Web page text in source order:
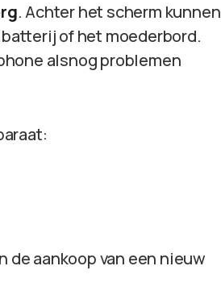
. Achter het scherm kunnen
of het moederbord.
alsnog problemen
de aankoop van een nieuw